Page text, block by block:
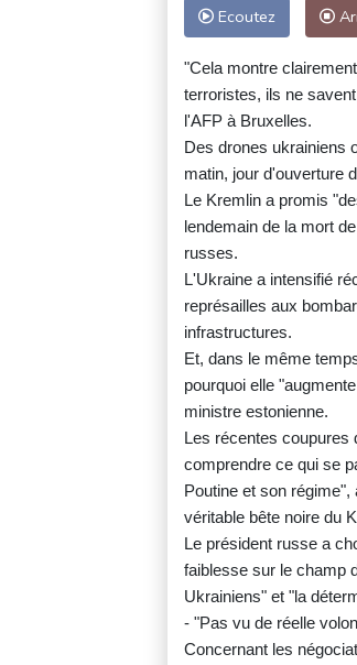
Ecoutez
"Cela montre
terroristes, ils ne
l'AFP à Bruxelles.
Des drones ukrainiens
matin, jour d'ouverture
Le Kremlin a promis
lendemain de la mort
russes.
L'Ukraine a intensifié
représailles aux
infrastructures.
Et, dans le même
pourquoi elle
ministre estonienne.
Les récentes coupures
comprendre ce qui se
Poutine et son
véritable bête noire du
Le président russe a
faiblesse sur le champ
Ukrainiens" et "la
- "Pas vu de réelle
Concernant les